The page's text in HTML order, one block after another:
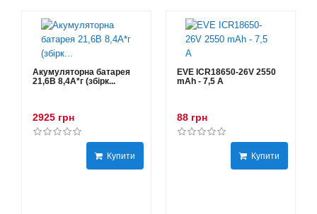
Акумуляторна батарея
21,6В 8,4A*г (збірк...
2925 грн
Купити
EVE ICR18650-26V 2550
mAh - 7,5 А
88 грн
Купити